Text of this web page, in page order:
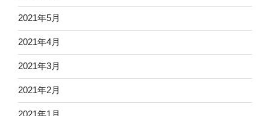
2021年5月
2021年4月
2021年3月
2021年2月